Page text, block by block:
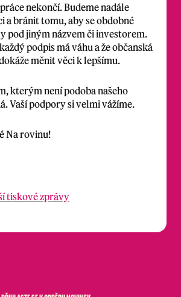
nekončí. Budeme nadále
a bránit tomu, aby se obdobné
pod jiným názvem či investorem.
podpis má váhu a že občanská
měnit věci k lepšímu.
kterým není podoba našeho
Vaší podpory si velmi vážíme.
Na rovinu!
tiskové zprávy